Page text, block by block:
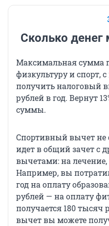
Сколько
Максимальная сумма
физкультуру и спорт,
получить налоговый
рублей в год. Вернут
суммы.
Спортивный вычет не
идет в общий зачет с
вычетами: на лечение,
Например, вы
год на оплату
рублей — на оплату
получается 180 тысяч
вычет вы можете